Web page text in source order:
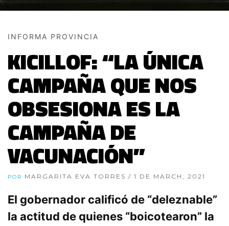
INFORMA PROVINCIA
KICILLOF: “LA ÚNICA
CAMPAÑA QUE NOS
OBSESIONA ES LA
CAMPAÑA DE
VACUNACIÓN”
POR MARGARITA EVA TORRES / 1 DE MARCH, 2021
El gobernador calificó de “deleznable”
la actitud de quienes “boicotearon” la